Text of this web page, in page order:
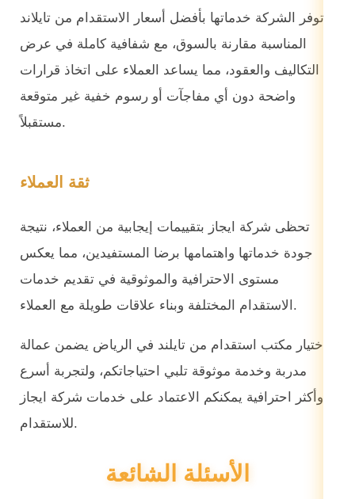
توفر الشركة خدماتها بأفضل أسعار الاستقدام من تايلاند
المناسبة مقارنة بالسوق، مع شفافية كاملة في عرض
التكاليف والعقود، مما يساعد العملاء على اتخاذ قرارات
واضحة دون أي مفاجآت أو رسوم خفية غير متوقعة
مستقبلاً.
ثقة العملاء
تحظى شركة ايجاز بتقييمات إيجابية من العملاء، نتيجة
جودة خدماتها واهتمامها برضا المستفيدين، مما يعكس
مستوى الاحترافية والموثوقية في تقديم خدمات
الاستقدام المختلفة وبناء علاقات طويلة مع العملاء.
اختيار مكتب استقدام من تايلند في الرياض يضمن عمالة
مدربة وخدمة موثوقة تلبي احتياجاتكم، ولتجربة أسرع
وأكثر احترافية يمكنكم الاعتماد على خدمات شركة ايجاز
للاستقدام.
الأسئلة الشائعة